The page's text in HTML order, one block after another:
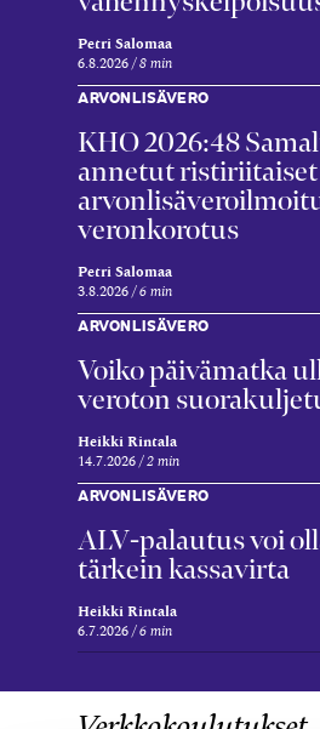
Petri Salomaa
6.8.2026 8 min
ARVONLISÄVERO
KHO 2026:48
annetut ristiriitaiset
veronkorotus
Petri Salomaa
3.8.2026 6 min
ARVONLISÄVERO
Voiko päivämatka
veroton
Heikki Rintala
14.7.2026 2 min
ARVONLISÄVERO
ALV-palautus voi
tärkein kassavirta
Heikki Rintala
6.7.2026 6 min